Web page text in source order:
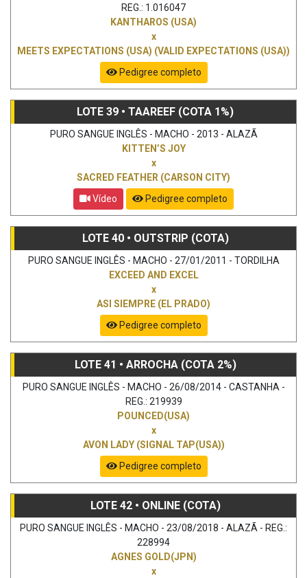
REG.: 1.016047
KANTHAROS (USA)
x
MEETS EXPECTATIONS (USA) (VALID EXPECTATIONS (USA))
Pedigree completo
LOTE 39 • TAAREEF (COTA 1%)
PURO SANGUE INGLÊS - MACHO - 2013 - ALAZÃ
KITTEN’S JOY
x
SACRED FEATHER (CARSON CITY)
Vídeo
Pedigree completo
LOTE 40 • OUTSTRIP (COTA)
PURO SANGUE INGLÊS - MACHO - 27/01/2011 - TORDILHA
EXCEED AND EXCEL
x
ASI SIEMPRE (EL PRADO)
Pedigree completo
LOTE 41 • ARROCHA (COTA 2%)
PURO SANGUE INGLÊS - MACHO - 26/08/2014 - CASTANHA -
REG.: 219939
POUNCED(USA)
x
AVON LADY (SIGNAL TAP(USA))
Pedigree completo
LOTE 42 • ONLINE (COTA)
PURO SANGUE INGLÊS - MACHO - 23/08/2018 - ALAZÃ - REG.:
228994
AGNES GOLD(JPN)
x